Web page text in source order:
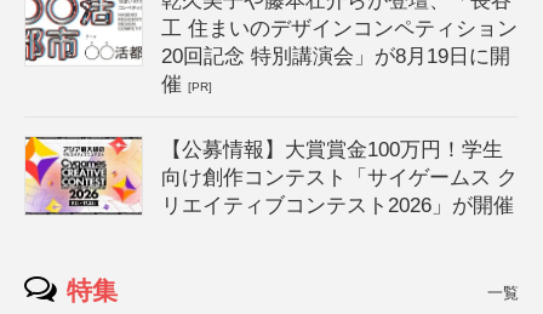
工 住まいのデザインコンペティション
20回記念 特別講演会」が8月19日に開
催[PR]
【公募情報】大賞賞金100万円！学生
向け創作コンテスト「サイゲームス ク
リエイティブコンテスト2026」が開催
特集 一覧